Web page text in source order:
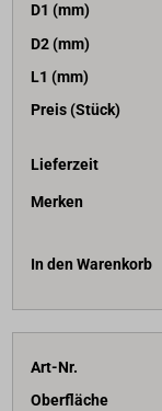
D1 (mm)
D2 (mm)
L1 (mm)
Preis (Stück)
Lieferzeit
Merken
In den Warenkorb
Art-Nr.
Oberfläche